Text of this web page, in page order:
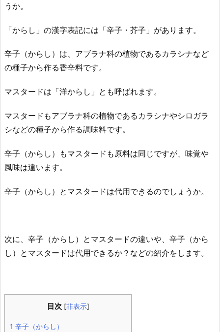
うか。
「からし」の漢字表記には「辛子・芥子」があります。
辛子（からし）は、アブラナ科の植物であるカラシナなど
の種子から作る香辛料です。
マスタードは「洋からし」とも呼ばれます。
マスタードもアブラナ科の植物であるカラシナやシロガラ
シなどの種子から作る調味料です。
辛子（からし）もマスタードも原料は同じですが、味覚や
風味は違います。
辛子（からし）とマスタードは代用できるのでしょうか。
次に、辛子（からし）とマスタードの違いや、辛子（から
し）とマスタードは代用できるか？などの紹介をします。
目次 [非表示]
1 辛子（からし）